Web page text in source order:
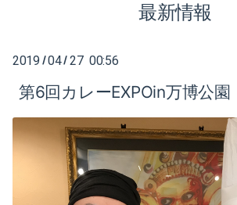
2020-08（1）
2020-01（2）
2019-12（1）
最新情報
2019 /04/ 27 00:56
第6回カレーEXPOin万博公園